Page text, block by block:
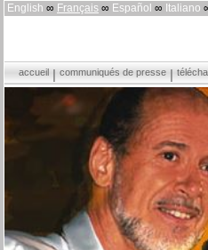
English ∞ Français ∞ Español ∞ Italiano
accueil communiqués de presse